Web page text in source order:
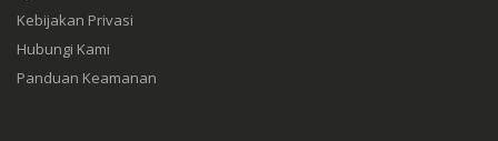
Kebijakan Privasi
Hubungi Kami
Panduan Keamanan